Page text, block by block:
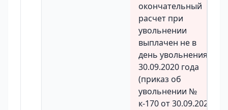
окончательный
расчет при
увольнении
выплачен не в
день увольнения,
30.09.2020 года
(приказ об
увольнении №
к-170 от 30.09.2020